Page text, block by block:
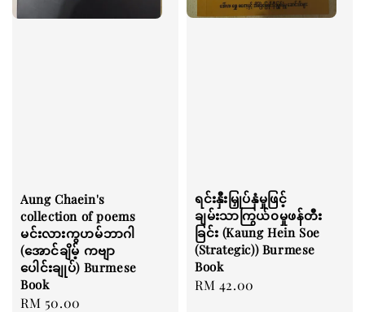
Aung Chaein's
collection of poems
မင်းလားကွဟမ်ဘာဂါ
(အောင်ချိမ့် ကဗျာ
ပေါင်းချုပ်) Burmese
Book
Regular
RM 50.00
ရင်းနှီးမြှုပ်နှံမှုဖြင့်
ချမ်းသာကြွယ်၀မှုဖန်တီး
ခြင်း (Kaung Hein Soe
(Strategic)) Burmese
Book
Regular
RM 42.00